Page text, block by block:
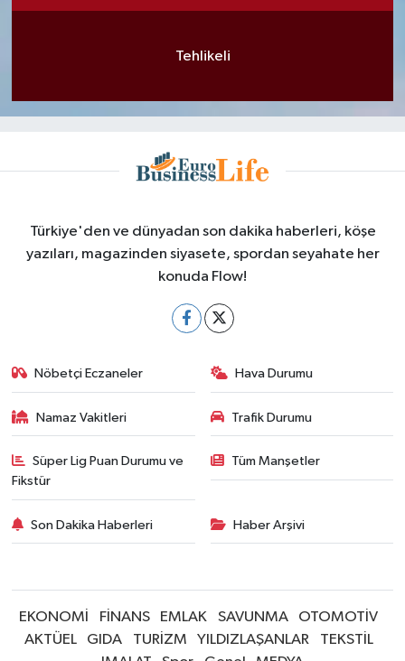
Tehlikeli
Türkiye'den ve dünyadan son dakika haberleri, köşe
yazıları, magazinden siyasete, spordan seyahate her
konuda Flow!
Nöbetçi Eczaneler Hava Durumu
Namaz Vakitleri Trafik Durumu
Süper Lig Puan Durumu ve
Fikstür
Tüm Manşetler
Son Dakika Haberleri Haber Arşivi
EKONOMİ FİNANS EMLAK SAVUNMA
OTOMOTİV
AKTÜEL
GIDA TURİZM YILDIZLAŞANLAR
TEKSTİL